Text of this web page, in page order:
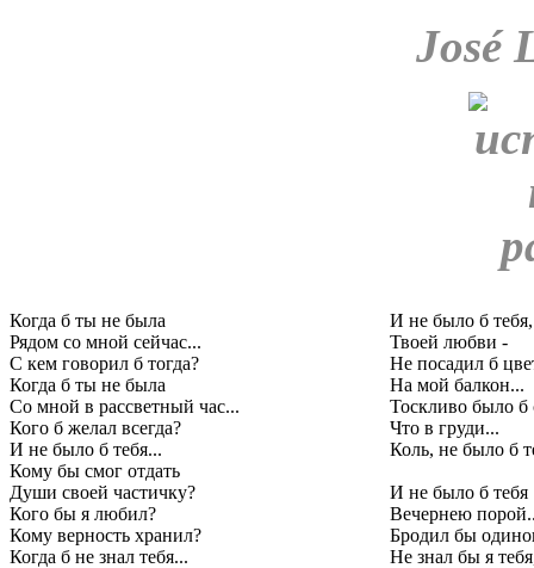
José
Когда б ты не была
Рядом со мной сейчас...
С кем говорил б тогда?
Когда б ты не была
Со мной в рассветный час...
Кого б желал всегда?
И не было б тебя...
Кому бы смог отдать
Души своей частичку?
Кого бы я любил?
Кому верность хранил?
Когда б не знал тебя...
И не было б тебя,
Твоей любви -
Не посадил б
На мой балкон...
Тоскливо было б
Что в груди...
Коль, не было б
И не было б тебя
Вечернею
Бродил бы
Не знал бы я